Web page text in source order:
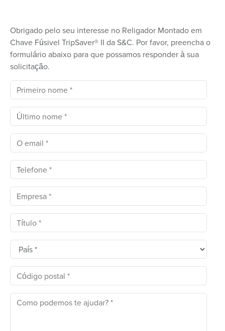
Obrigado pelo seu interesse no Religador Montado em
Chave Fúsivel TripSaver® II da S&C. Por favor, preencha o
formulário abaixo para que possamos responder à sua
solicitação.